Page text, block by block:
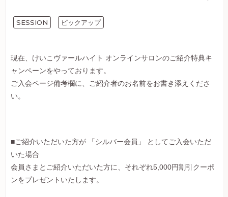
SESSION ピックアップ
現在、けいこヴァールハイト オンラインサロンのご紹介特典キ
ャンペーンをやっております。
ご入会ページ備考欄に、ご紹介者のお名前をお書き添えくださ
い。
■ご紹介いただいた方が 「シルバー会員」 としてご入会いただ
いた場合
会員さまとご紹介いただいた方に、それぞれ5,000円割引クーポ
ンをプレゼントいたします。